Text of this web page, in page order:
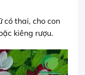
có thai, cho con
kiêng rượu.